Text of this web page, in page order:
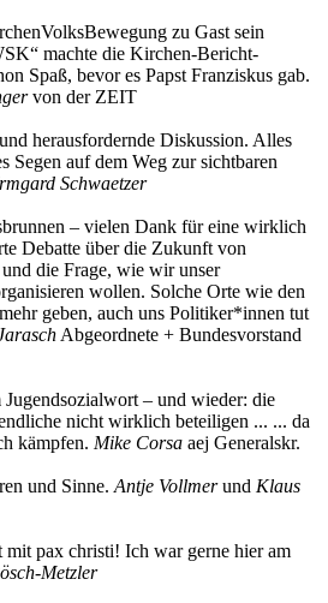
zu Gast sein
machte die Kirchen-Bericht-
Spaß, bevor es Papst Franziskus gab.
von der ZEIT
herausfordernde Diskussion. Alles
Segen auf dem Weg zur sichtbaren
Schwaetzer
– vielen Dank für eine wirklich
Debatte über die Zukunft von
die Frage, wie wir unser
wollen. Solche Orte wie den
geben, auch uns Politiker*innen tut
Abgeordnete + Bundesvorstand
– und wieder: die
nicht wirklich beteiligen ... ... da
kämpfen. Mike Corsa aej Generalskr.
und Sinne. Antje Vollmerund Klaus
pax christi! Ich war gerne hier am
Metzler